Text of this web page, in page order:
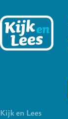
Kijk en Lees